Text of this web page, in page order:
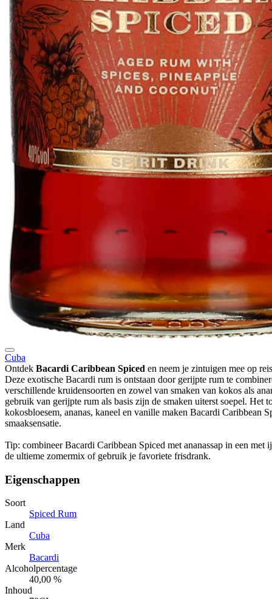
Cuba
Ontdek Bacardi Caribbean Spiced en neem je zintuigen mee op
Deze exotische Bacardi rum is ontstaan door gerijpte rum te
verschillende kruidensoorten en zowel van smaken van kokos als
gebruik van gerijpte rum als basis zijn de smaken uiterst soepel. Het
kokosbloesem, ananas, kaneel en vanille maken Bacardi Caribbean
smaaksensatie.
Tip: combineer Bacardi Caribbean Spiced met ananassap in een met
de ultieme zomermix of gebruik je favoriete frisdrank.
Eigenschappen
Soort
Spiced Rum
Land
Cuba
Merk
Bacardi
Alcoholpercentage
40,00 %
Inhoud